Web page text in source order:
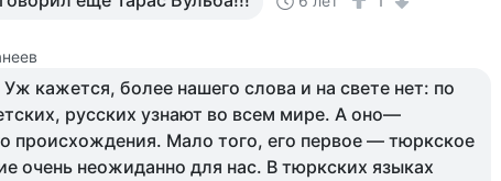
кажется, более нашего слова и на свете нет: по
русских узнают во всем мире. А оно—
происхождения. Мало того, его первое — тюркское
очень неожиданно для нас. В тюркских языках